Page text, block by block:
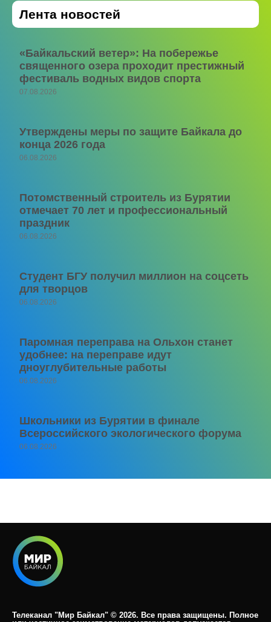
Лента новостей
«Байкальский ветер»: На побережье
священного озера проходит престижный
фестиваль водных видов спорта
07.08.2026
Утверждены меры по защите Байкала до
конца 2026 года
06.08.2026
Потомственный строитель из Бурятии
отмечает 70 лет и профессиональный
праздник
06.08.2026
Студент БГУ получил миллион на соцсеть
для творцов
06.08.2026
Паромная переправа на Ольхон станет
удобнее: на переправе идут
дноуглубительные работы
06.08.2026
Школьники из Бурятии в финале
Всероссийского экологического форума
06.08.2026
Телеканал "Мир Байкал" © 2026. Все права защищены. Полное